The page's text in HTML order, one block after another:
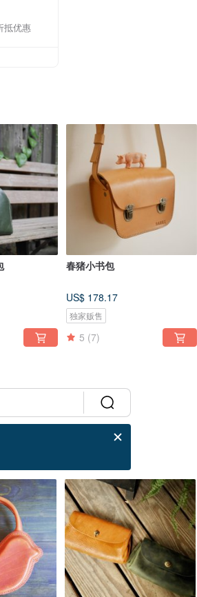
抵优惠
春猪小书包
US$ 178.17
独家贩售
5 (7)